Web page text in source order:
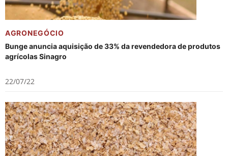
AGRONEGÓCIO
Bunge anuncia aquisição de 33% da revendedora de produtos
agrícolas Sinagro
22/07/22